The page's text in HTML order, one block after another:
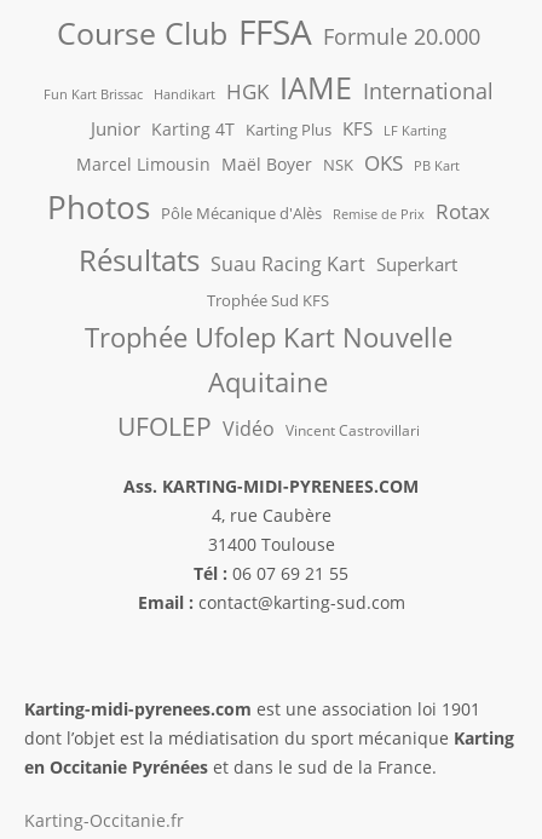
Course Club FFSA Formule 20.000
Fun Kart Brissac Handikart HGK IAME International
Junior Karting 4T Karting Plus KFS LF Karting
Marcel Limousin Maël Boyer NSK OKS PB Kart
Photos Pôle Mécanique d'Alès Remise de Prix Rotax
Résultats Suau Racing Kart Superkart
Trophée Sud KFS
Trophée Ufolep Kart Nouvelle
Aquitaine
UFOLEP Vidéo Vincent Castrovillari
Ass. KARTING-MIDI-PYRENEES.COM
4, rue Caubère
31400 Toulouse
Tél : 06 07 69 21 55
Email : contact@karting-sud.com
Karting-midi-pyrenees.com est une association loi 1901
dont l’objet est la médiatisation du sport mécanique Karting
en Occitanie Pyrénées et dans le sud de la France.
Karting-Occitanie.fr